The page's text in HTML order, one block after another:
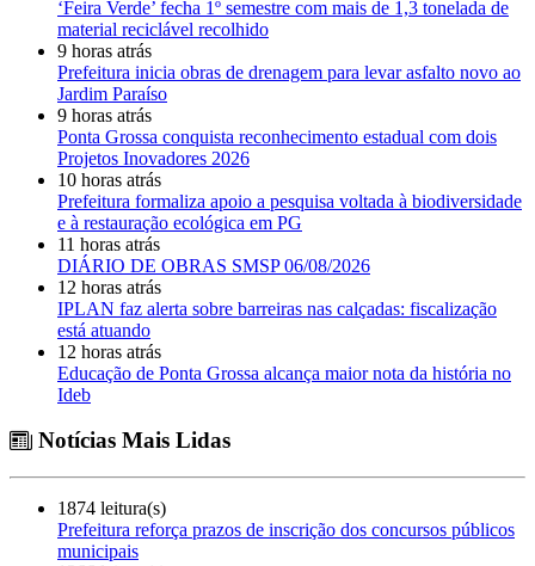
‘Feira Verde’ fecha 1º semestre com mais de 1,3 tonelada de
material reciclável recolhido
9 horas atrás
Prefeitura inicia obras de drenagem para levar asfalto novo ao
Jardim Paraíso
9 horas atrás
Ponta Grossa conquista reconhecimento estadual com dois
Projetos Inovadores 2026
10 horas atrás
Prefeitura formaliza apoio a pesquisa voltada à biodiversidade
e à restauração ecológica em PG
11 horas atrás
DIÁRIO DE OBRAS SMSP 06/08/2026
12 horas atrás
IPLAN faz alerta sobre barreiras nas calçadas: fiscalização
está atuando
12 horas atrás
Educação de Ponta Grossa alcança maior nota da história no
Ideb
Notícias Mais Lidas
1874 leitura(s)
Prefeitura reforça prazos de inscrição dos concursos públicos
municipais